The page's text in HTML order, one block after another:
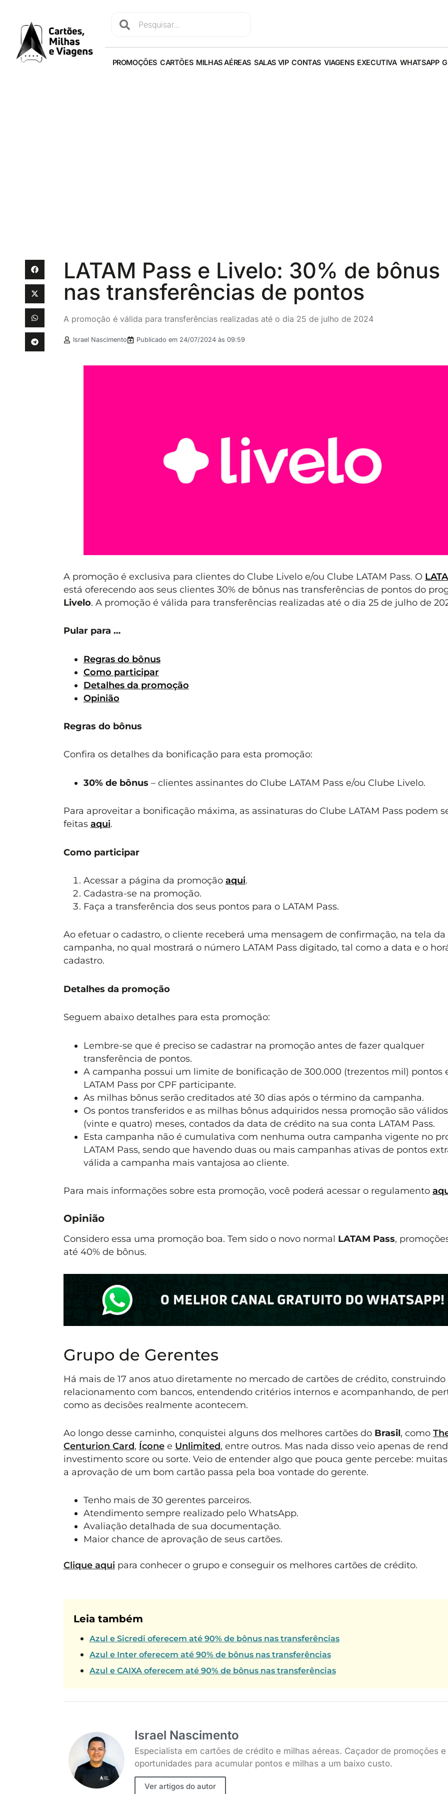
PROMOÇÕES CARTÕES MILHAS AÉREAS SALAS VIP CONTAS VIAGENS EXECUTIVA WHATSAPP
LATAM Pass e Livelo: 30% de bônus
nas transferências de pontos
A promoção é válida para transferências realizadas até o dia 25 de julho de 2024
Israel Nascimento Publicado em 24/07/2024 às 09:59
A promoção é exclusiva para clientes do Clube Livelo e/ou Clube LATAM Pass. O
está oferecendo aos seus clientes 30% de bônus nas transferências de pontos do
Livelo. A promoção é válida para transferências realizadas até o dia 25 de julho de
Pular para …
Regras do bônus
Como participar
Detalhes da promoção
Opinião
Regras do bônus
Confira os detalhes da bonificação para esta promoção:
30% de bônus – clientes assinantes do Clube LATAM Pass e/ou Clube Livelo.
Para aproveitar a bonificação máxima, as assinaturas do Clube LATAM Pass podem
feitas aqui.
Como participar
Acessar a página da promoção aqui.
Cadastra-se na promoção.
Faça a transferência dos seus pontos para o LATAM Pass.
Ao efetuar o cadastro, o cliente receberá uma mensagem de confirmação, na tela da
campanha, no qual mostrará o número LATAM Pass digitado, tal como a data e o
cadastro.
Detalhes da promoção
Seguem abaixo detalhes para esta promoção:
Lembre-se que é preciso se cadastrar na promoção antes de fazer qualquer
transferência de pontos.
A campanha possui um limite de bonificação de 300.000 (trezentos mil) pontos
LATAM Pass por CPF participante.
As milhas bônus serão creditados até 30 dias após o término da campanha.
Os pontos transferidos e as milhas bônus adquiridos nessa promoção são
(vinte e quatro) meses, contados da data de crédito na sua conta LATAM Pass.
Esta campanha não é cumulativa com nenhuma outra campanha vigente no
LATAM Pass, sendo que havendo duas ou mais campanhas ativas de pontos
válida a campanha mais vantajosa ao cliente.
Para mais informações sobre esta promoção, você poderá acessar o regulamento
Opinião
Considero essa uma promoção boa. Tem sido o novo normal LATAM Pass,
até 40% de bônus.
Grupo de Gerentes
Há mais de 17 anos atuo diretamente no mercado de cartões de crédito, construindo
relacionamento com bancos, entendendo critérios internos e acompanhando, de
como as decisões realmente acontecem.
Ao longo desse caminho, conquistei alguns dos melhores cartões do Brasil, como
Centurion Card, Íconee Unlimited, entre outros. Mas nada disso veio apenas de
investimento score ou sorte. Veio de entender algo que pouca gente percebe: muitas
a aprovação de um bom cartão passa pela boa vontade do gerente.
Tenho mais de 30 gerentes parceiros.
Atendimento sempre realizado pelo WhatsApp.
Avaliação detalhada de sua documentação.
Maior chance de aprovação de seus cartões.
Clique aqui para conhecer o grupo e conseguir os melhores cartões de crédito.
Leia também
Azul e Sicredi oferecem até 90% de bônus nas transferências
Azul e Inter oferecem até 90% de bônus nas transferências
Azul e CAIXA oferecem até 90% de bônus nas transferências
Israel Nascimento
Especialista em cartões de crédito e milhas aéreas. Caçador de promoções e
oportunidades para acumular pontos e milhas a um baixo custo.
Ver artigos do autor